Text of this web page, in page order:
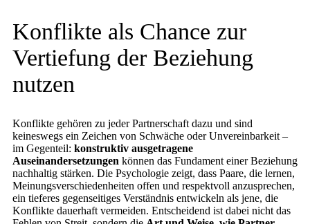
Konflikte als Chance zur
Vertiefung der Beziehung
nutzen
Konflikte gehören zu jeder Partnerschaft dazu und sind
keineswegs ein Zeichen von Schwäche oder Unvereinbarkeit –
im Gegenteil: konstruktiv ausgetragene
Auseinandersetzungen können das Fundament einer Beziehung
nachhaltig stärken. Die Psychologie zeigt, dass Paare, die lernen,
Meinungsverschiedenheiten offen und respektvoll anzusprechen,
ein tieferes gegenseitiges Verständnis entwickeln als jene, die
Konflikte dauerhaft vermeiden. Entscheidend ist dabei nicht das